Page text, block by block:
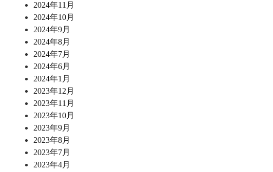
2024年11月
2024年10月
2024年9月
2024年8月
2024年7月
2024年6月
2024年1月
2023年12月
2023年11月
2023年10月
2023年9月
2023年8月
2023年7月
2023年4月